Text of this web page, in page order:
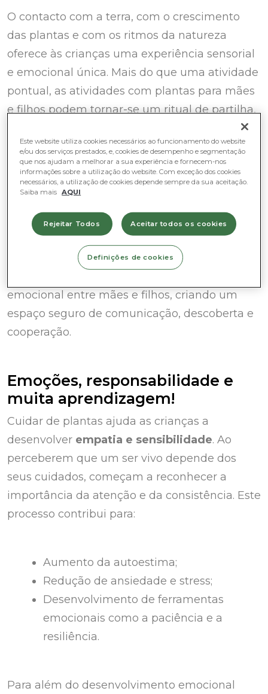
O contacto com a terra, com o crescimento
das plantas e com os ritmos da natureza
oferece às crianças uma experiência sensorial
e emocional única. Mais do que uma atividade
pontual, as atividades com plantas para mães
e filhos podem tornar-se um ritual de partilha,
onde se cultivam vínculos afetivos, memórias
e aprendizagens duradouras.As plantas
funcionam como uma ferramenta
pedagógica natural.Através delas, as
forma prática e intuitiva:o tempo, a
paciência, a responsabilidade e a
Ao mesmo tempo, estes
emocional entre mães e filhos, criando um
espaço seguro de comunicação, descoberta e
cooperação.
Emoções, responsabilidade e
muita aprendizagem!
Cuidar de plantas ajuda as crianças a
desenvolver empatia e sensibilidade. Ao
perceberem que um ser vivo depende dos
seus cuidados, começam a reconhecer a
importância da atenção e da consistência. Este
processo contribui para:
Aumento da autoestima;
Redução de ansiedade e stress;
Desenvolvimento de ferramentas
emocionais como a paciência e a
resiliência.
Para além do desenvolvimento emocional
Este website utiliza cookies necessários ao funcionamento do website
e/ou dos serviços prestados, e, cookies de desempenho e segmentação
que nos ajudam a melhorar a sua experiência e fornecem-nos
informações sobre a utilização do website. Com exceção dos cookies
necessários, a utilização de cookies depende sempre da sua aceitação.
Saiba mais AQUI
Rejeitar Todos Aceitar todos os cookies
Definições de cookies